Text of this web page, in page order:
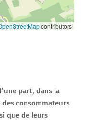
contributors
part, dans la
des consommateurs
que de leurs